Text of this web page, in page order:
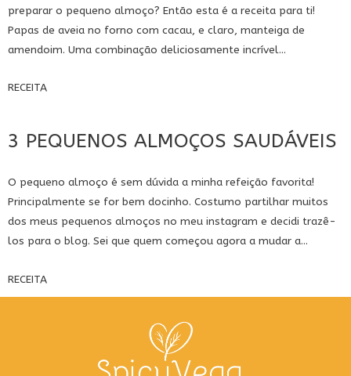
preparar o pequeno almoço? Então esta é a receita para ti!
Papas de aveia no forno com cacau, e claro, manteiga de
amendoim. Uma combinação deliciosamente incrível...
RECEITA
3 PEQUENOS ALMOÇOS SAUDÁVEIS
O pequeno almoço é sem dúvida a minha refeição favorita!
Principalmente se for bem docinho. Costumo partilhar muitos
dos meus pequenos almoços no meu instagram e decidi trazê-
los para o blog. Sei que quem começou agora a mudar a...
RECEITA